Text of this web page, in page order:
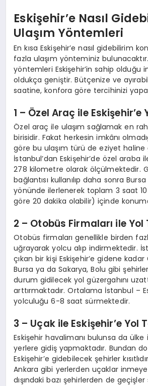
Eskişehir’e Nasıl
Ulaşım Yöntemleri
En kısa Eskişehir’e nasıl gidebilirim
fazla ulaşım yönteminiz bulunacaktır.
yöntemleri Eskişehir’in sahip olduğu
oldukça geniştir. Bütçenize ve
saatine, konfora göre tercihinizi
1 – Özel Araç ile Eskişehir’e
Özel araç ile ulaşım sağlamak en
birisidir. Fakat herkesin imkânı
göre bu ulaşım türü de eziyet haline
İstanbul’dan Eskişehir’de özel araba
278 kilometre olarak ölçülmektedir.
bağlantısı kullanılıp daha sonra Bursa
yönünde ilerlenerek toplam 3 saat
göre 20 dakika olabilir) içinde
2 – Otobüs Firmaları ile
Otobüs firmaları genellikle birden
uğrayarak yolcu alıp indirmektedir.
çıkan bir kişi Eskişehir’e gidene kadar
Bursa ya da Sakarya, Bolu gibi
durum gidilecek yol güzergahını
arttırmaktadır. Ortalama İstanbul –
yolculuğu 6-8 saat sürmektedir.
3 – Uçak ile Eskişehir’e Yol
Eskişehir havalimanı bulunsa da ülke
yerlere gidiş yapmaktadır. Bundan
Eskişehir’e gidebilecek şehirler
Ankara gibi yerlerden uçaklar
dışındaki bazı şehirlerden de